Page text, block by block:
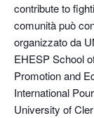
contribute to
comunità può
organizzato da
EHESP School
Promotion and
International
University of